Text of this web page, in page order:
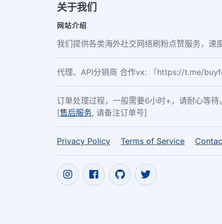
关于我们
网站介绍
我们提供各类海外社交网络刷粉点赞服务，速
代理、API分销商 合作vx: 『https://t.me/
订单处理过程，一般需要6小时+，请耐心等待。
[售后服务, 请备注订单号]
Privacy Policy Terms of Service